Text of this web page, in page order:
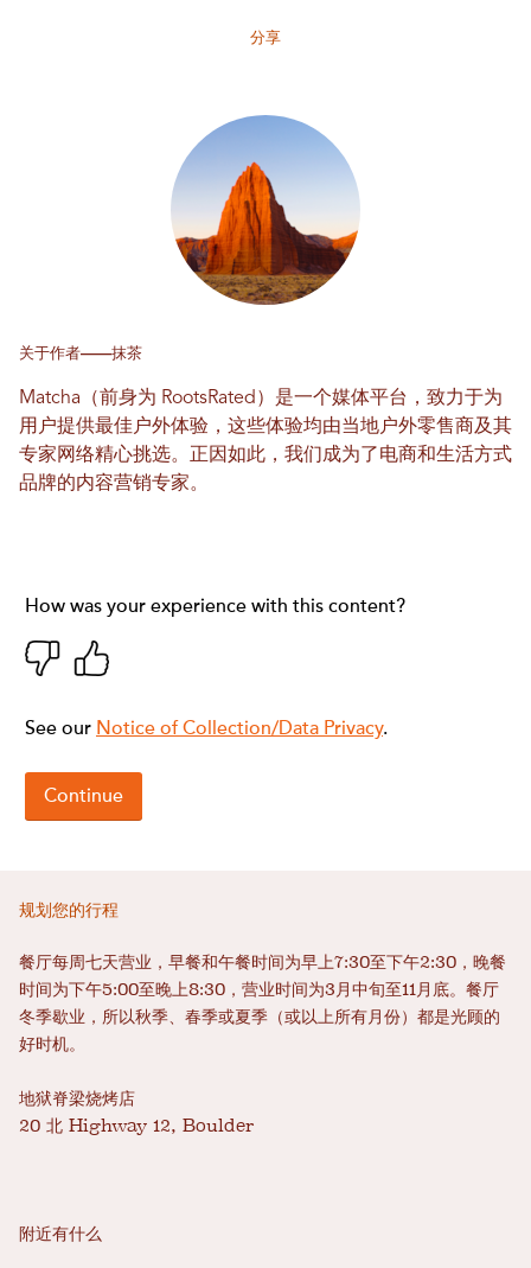
分享
关于作者——抹茶
Matcha（前身为 RootsRated）是一个媒体平台，致力于为
用户提供最佳户外体验，这些体验均由当地户外零售商及其
专家网络精心挑选。正因如此，我们成为了电商和生活方式
品牌的内容营销专家。
规划您的行程
餐厅每周七天营业，早餐和午餐时间为早上7:30至下午2:30，晚餐
时间为下午5:00至晚上8:30，营业时间为3月中旬至11月底。餐厅
冬季歇业，所以秋季、春季或夏季（或以上所有月份）都是光顾的
好时机。
地狱脊梁烧烤店
20 北 Highway 12, Boulder
附近有什么